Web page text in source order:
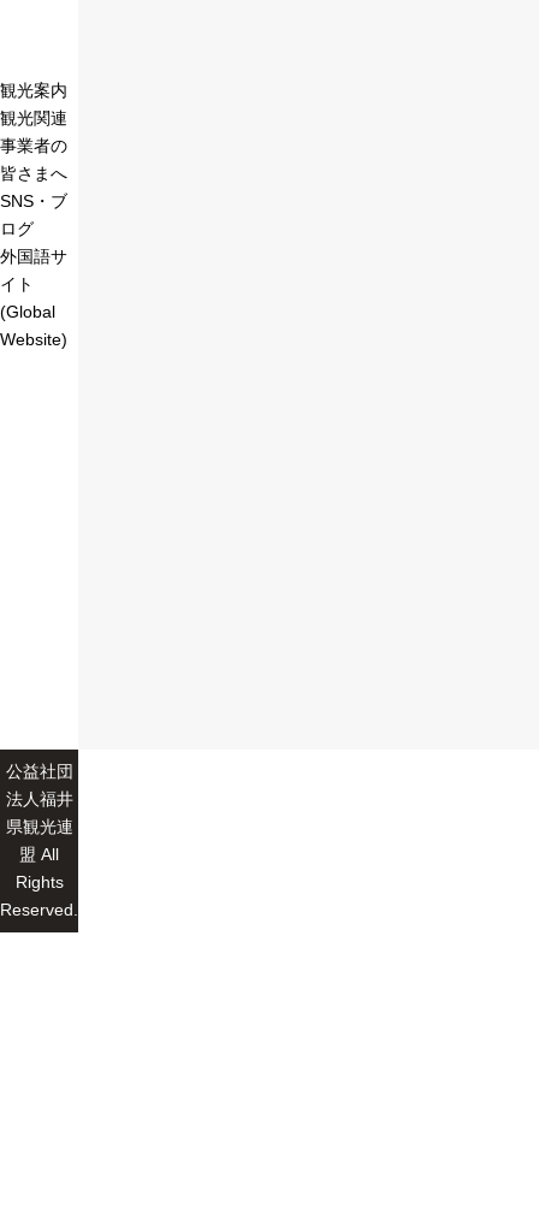
観光案内
観光関連
事業者の
皆さまへ
SNS・ブ
ログ
外国語サ
イト
(Global
Website)
公益社団
法人福井
県観光連
盟 All
Rights
Reserved.